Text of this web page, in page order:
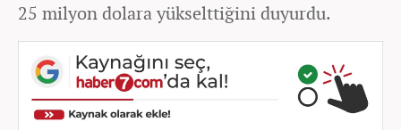
25 milyon dolara yükselttiğini duyurdu.